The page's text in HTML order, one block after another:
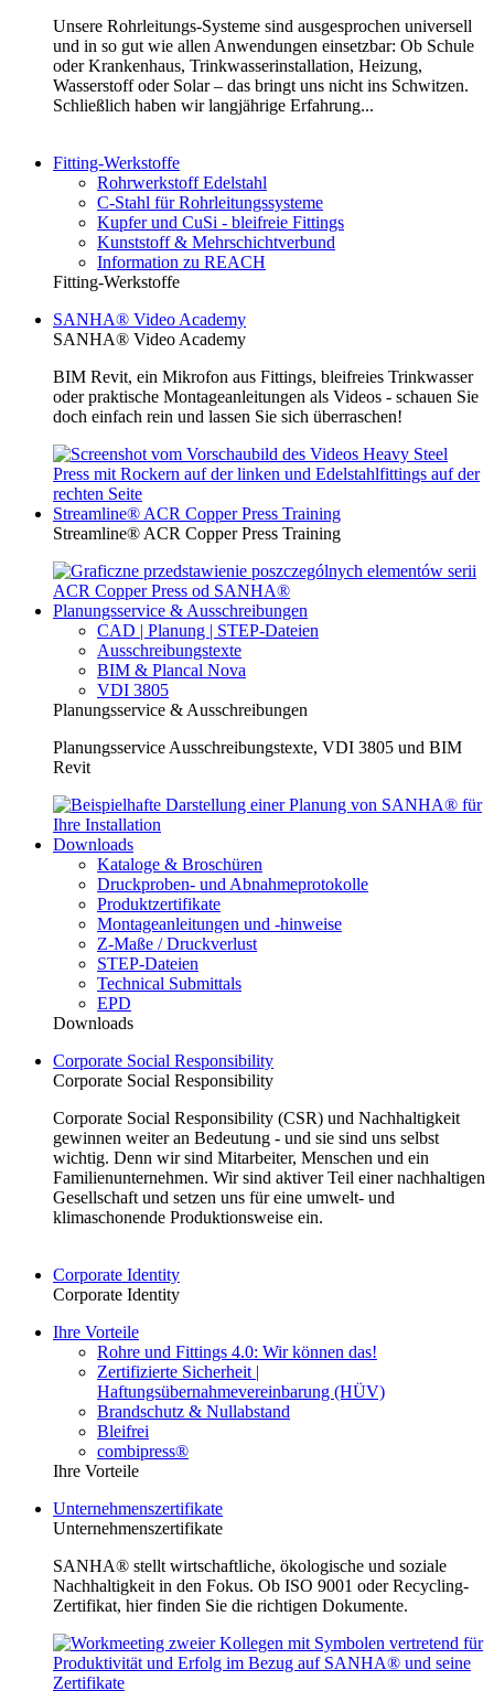
Unsere Rohrleitungs-Systeme sind ausgesprochen universell
und in so gut wie allen Anwendungen einsetzbar: Ob Schule
oder Krankenhaus, Trinkwasserinstallation, Heizung,
Wasserstoff oder Solar – das bringt uns nicht ins Schwitzen.
Schließlich haben wir langjährige Erfahrung...
Fitting-Werkstoffe
Rohrwerkstoff Edelstahl
C-Stahl für Rohrleitungssysteme
Kupfer und CuSi - bleifreie Fittings
Kunststoff & Mehrschichtverbund
Information zu REACH
Fitting-Werkstoffe
SANHA® Video Academy
SANHA® Video Academy
BIM Revit, ein Mikrofon aus Fittings, bleifreies Trinkwasser
oder praktische Montageanleitungen als Videos - schauen Sie
doch einfach rein und lassen Sie sich überraschen!
Streamline® ACR Copper Press Training
Streamline® ACR Copper Press Training
Planungsservice & Ausschreibungen
CAD | Planung | STEP-Dateien
Ausschreibungstexte
BIM & Plancal Nova
VDI 3805
Planungsservice & Ausschreibungen
Planungsservice Ausschreibungstexte, VDI 3805 und BIM
Revit
Downloads
Kataloge & Broschüren
Druckproben- und Abnahmeprotokolle
Produktzertifikate
Montageanleitungen und -hinweise
Z-Maße / Druckverlust
STEP-Dateien
Technical Submittals
EPD
Downloads
Corporate Social Responsibility
Corporate Social Responsibility
Corporate Social Responsibility (CSR) und Nachhaltigkeit
gewinnen weiter an Bedeutung - und sie sind uns selbst
wichtig. Denn wir sind Mitarbeiter, Menschen und ein
Familienunternehmen. Wir sind aktiver Teil einer nachhaltigen
Gesellschaft und setzen uns für eine umwelt- und
klimaschonende Produktionsweise ein.
Corporate Identity
Corporate Identity
Ihre Vorteile
Rohre und Fittings 4.0: Wir können das!
Zertifizierte Sicherheit |
Haftungsübernahmevereinbarung (HÜV)
Brandschutz & Nullabstand
Bleifrei
combipress®
Ihre Vorteile
Unternehmenszertifikate
Unternehmenszertifikate
SANHA® stellt wirtschaftliche, ökologische und soziale
Nachhaltigkeit in den Fokus. Ob ISO 9001 oder Recycling-
Zertifikat, hier finden Sie die richtigen Dokumente.